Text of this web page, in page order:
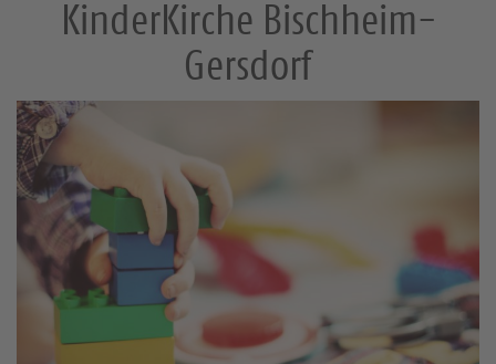
KinderKirche Bischheim-
Gersdorf